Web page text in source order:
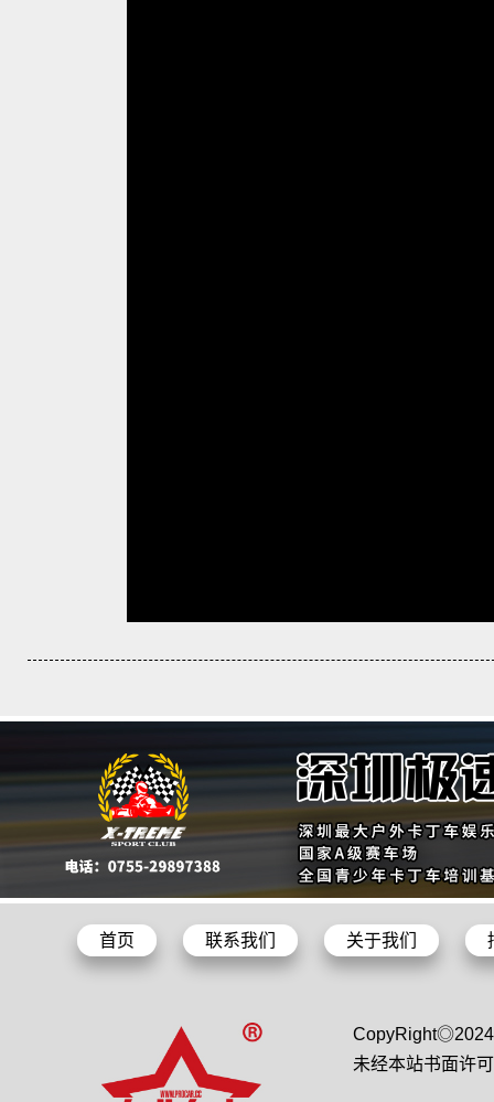
首页 联系我们 关于我们
未经本站书面许